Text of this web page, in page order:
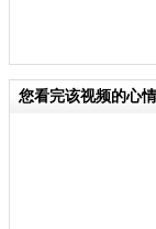
您看完该视频的心情